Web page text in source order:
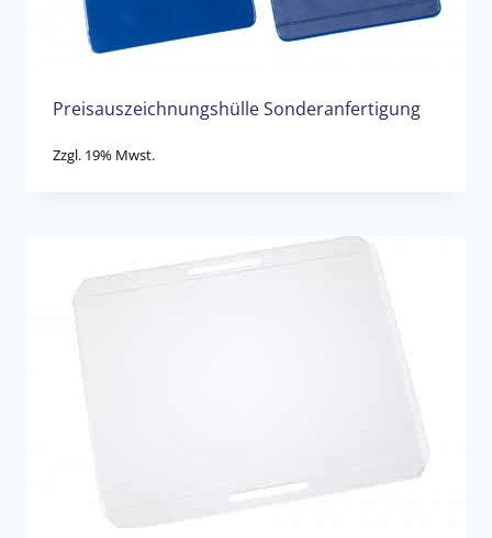
Preisauszeichnungshülle Sonderanfertigung
Zzgl. 19% Mwst.